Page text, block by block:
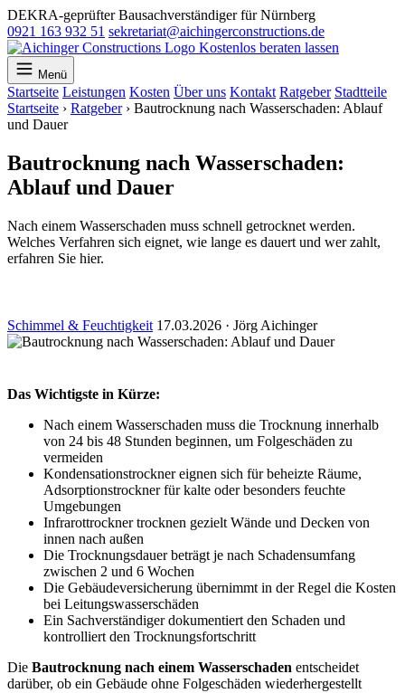
DEKRA-geprüfter Bausachverständiger für Nürnberg
0921 163 932 51 sekretariat@aichingerconstructions.de
Kostenlos beraten lassen
Menü
Startseite Leistungen Kosten Über uns Kontakt Ratgeber Stadtteile
Startseite › Ratgeber › Bautrocknung nach Wasserschaden: Ablauf
und Dauer
Bautrocknung nach Wasserschaden:
Ablauf und Dauer
Nach einem Wasserschaden muss schnell getrocknet werden.
Welches Verfahren sich eignet, wie lange es dauert und wer zahlt,
erfahren Sie hier.
Schimmel & Feuchtigkeit 17.03.2026 · Jörg Aichinger
Das Wichtigste in Kürze:
Nach einem Wasserschaden muss die Trocknung innerhalb
von 24 bis 48 Stunden beginnen, um Folgeschäden zu
vermeiden
Kondensationstrockner eignen sich für beheizte Räume,
Adsorptionstrockner für kalte oder besonders feuchte
Umgebungen
Infrarottrockner trocknen gezielt Wände und Decken von
innen nach außen
Die Trocknungsdauer beträgt je nach Schadensumfang
zwischen 2 und 6 Wochen
Die Gebäudeversicherung übernimmt in der Regel die Kosten
bei Leitungswasserschäden
Ein Sachverständiger dokumentiert den Schaden und
kontrolliert den Trocknungsfortschritt
Die Bautrocknung nach einem Wasserschaden entscheidet
darüber, ob ein Gebäude ohne Folgeschäden wiederhergestellt